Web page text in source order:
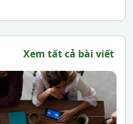
Xem tất cả bài viết